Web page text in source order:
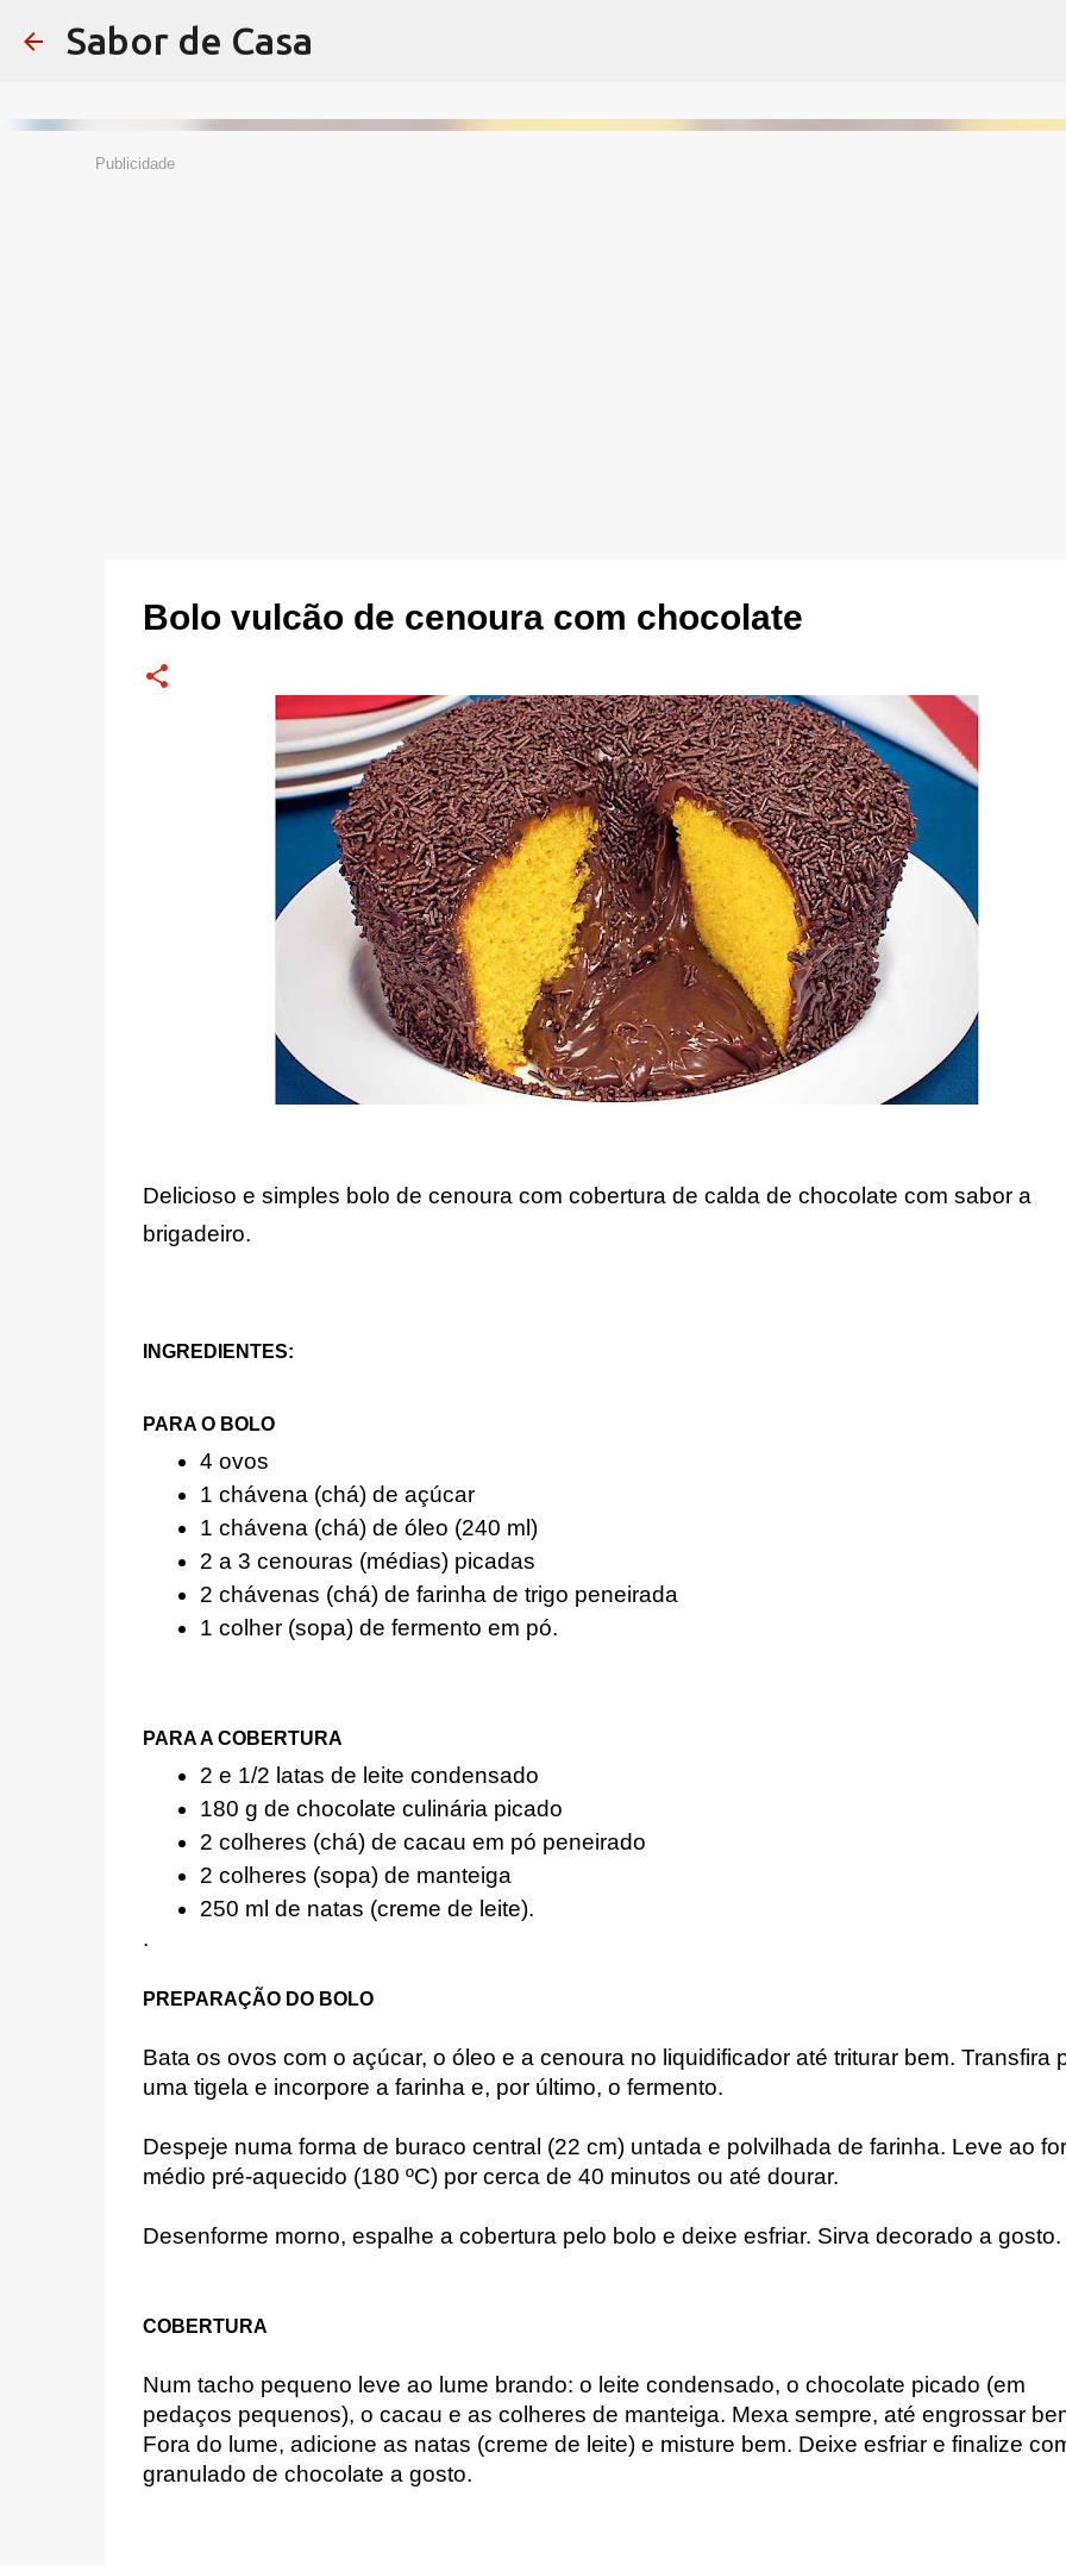
Sabor de Casa
Publicidade
Bolo vulcão de cenoura com chocolate
Delicioso e simples bolo de cenoura com cobertura de calda de chocolate com sabor a
brigadeiro.
INGREDIENTES:
PARA O BOLO
4 ovos
1 chávena (chá) de açúcar
1 chávena (chá) de óleo (240 ml)
2 a 3 cenouras (médias) picadas
2 chávenas (chá) de farinha de trigo peneirada
1 colher (sopa) de fermento em pó.
PARA A COBERTURA
2 e 1/2 latas de leite condensado
180 g de chocolate culinária picado
2 colheres (chá) de cacau em pó peneirado
2 colheres (sopa) de manteiga
250 ml de natas (creme de leite).
.
PREPARAÇÃO DO BOLO
Bata os ovos com o açúcar, o óleo e a cenoura no liquidificador até triturar bem. Transfira
uma tigela e incorpore a farinha e, por último, o fermento.
Despeje numa forma de buraco central (22 cm) untada e polvilhada de farinha. Leve ao
médio pré-aquecido (180 ºC) por cerca de 40 minutos ou até dourar.
Desenforme morno, espalhe a cobertura pelo bolo e deixe esfriar. Sirva decorado a gosto.
COBERTURA
Num tacho pequeno leve ao lume brando: o leite condensado, o chocolate picado (em
pedaços pequenos), o cacau e as colheres de manteiga. Mexa sempre, até engrossar
Fora do lume, adicione as natas (creme de leite) e misture bem. Deixe esfriar e finalize
granulado de chocolate a gosto.